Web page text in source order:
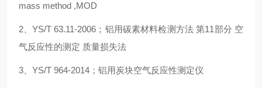
mass method ,MOD
2、YS/T 63.11-2006；铝用碳素材料检测方法 第11部分 空
气反应性的测定 质量损失法
3、YS/T 964-2014；铝用炭块空气反应性测定仪